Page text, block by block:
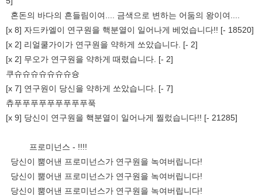
혼돈의 바다의 흔들림이여.... 금색으로 변하는 어둠의 왕이여....
[x 8] 자드카엘이 연구원을 핵분열이 일어나게 베었습니다!! [- 18520]
[x 2] 리얼쿨가이가 연구원을 약하게 쏘았습니다. [- 2]
[x 2] 무오가 연구원을 약하게 때렸습니다. [- 2]
쿠슈슈슈슈슈슈슈슝
[x 7] 연구원이 당신을 약하게 쏘았습니다. [- 7]
츄푸푸푸푸푸푸푸푸푸푹
[x 9] 당신이 연구원을 핵분열이 일어나게 찔렀습니다!! [- 21285]
프로미넌스 - !!!!
당신이 뿜어낸 프로미넌스가 연구원을 녹여버립니다!
당신이 뿜어낸 프로미넌스가 연구원을 녹여버립니다!
당신이 뿜어낸 프로미넌스가 연구원을 녹여버립니다!